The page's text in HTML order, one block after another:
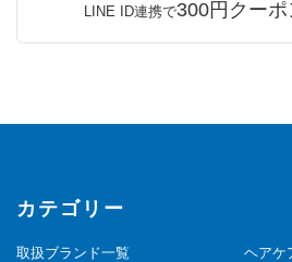
LINE ID連携で300円クーポ
カテゴリー
取扱ブランド一覧 ヘアケ